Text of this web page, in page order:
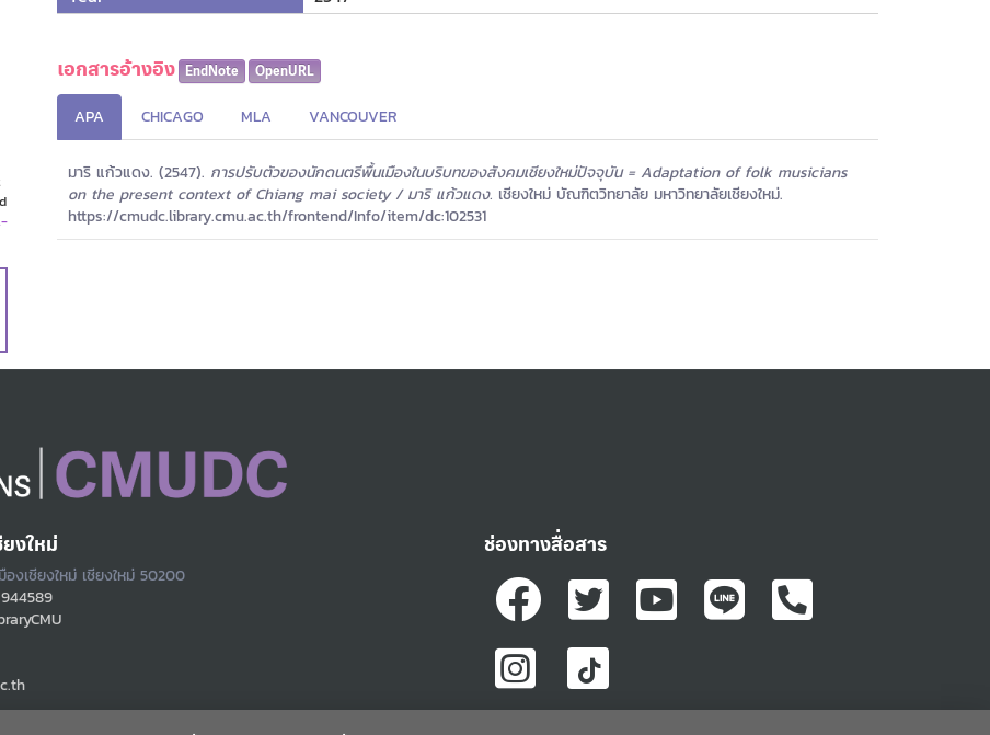
เอกสารอ้างอิง EndNote OpenURL
APA CHICAGO MLA VANCOUVER
มาริ แก้วแดง. (2547). การปรับตัวของนักดนตรีพื้นเมืองในบริบทของสังคมเชียงใหม่ปัจจุบัน = Adaptation of folk musicians
on the present context of Chiang mai society / มาริ แก้วแดง. เชียงใหม่ บัณฑิตวิทยาลัย มหาวิทยาลัยเชียงใหม่.
https://cmudc.library.cmu.ac.th/frontend/Info/item/dc:102531
งใหม่
งเชียงใหม่ เชียงใหม่ 50200
ช่องทางสื่อสาร